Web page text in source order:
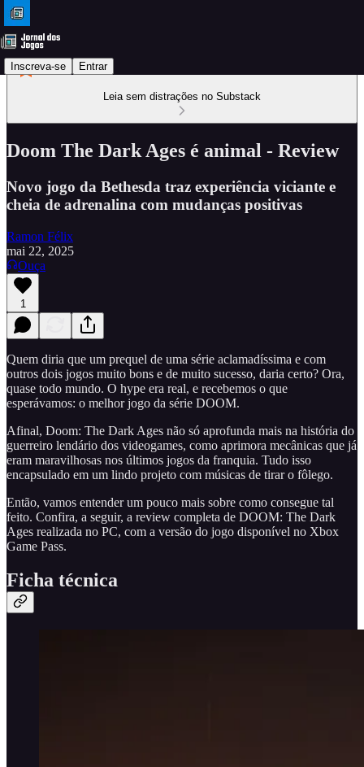
Inscreva-se Entrar
Leia sem distrações no Substack
Doom The Dark Ages é animal - Review
Novo jogo da Bethesda traz experiência viciante e
cheia de adrenalina com mudanças positivas
Ramon Félix
mai 22, 2025
Ouça
1
Quem diria que um prequel de uma série aclamadíssima e com
outros dois jogos muito bons e de muito sucesso, daria certo? Ora,
quase todo mundo. O hype era real, e recebemos o que
esperávamos: o melhor jogo da série DOOM.
Afinal, Doom: The Dark Ages não só aprofunda mais na história do
guerreiro lendário dos videogames, como aprimora mecânicas que já
eram maravilhosas nos últimos jogos da franquia. Tudo isso
encapsulado em um lindo projeto com músicas de tirar o fôlego.
Então, vamos entender um pouco mais sobre como consegue tal
feito. Confira, a seguir, a review completa de DOOM: The Dark
Ages realizada no PC, com a versão do jogo disponível no Xbox
Game Pass.
Ficha técnica